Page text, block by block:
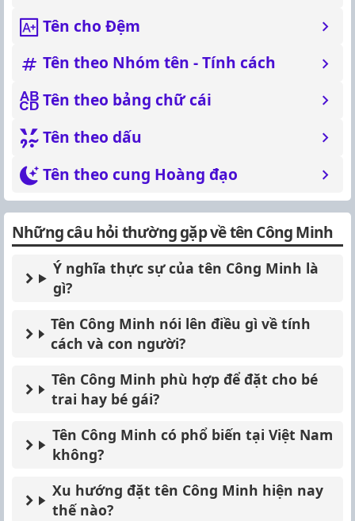
Tên cho Đệm
Tên theo Nhóm tên - Tính cách
Tên theo bảng chữ cái
Tên theo dấu
Tên theo cung Hoàng đạo
Những câu hỏi thường gặp về tên Công Minh
Ý nghĩa thực sự của tên Công Minh là
gì?
Tên Công Minh nói lên điều gì về tính
cách và con người?
Tên Công Minh phù hợp để đặt cho bé
trai hay bé gái?
Tên Công Minh có phổ biến tại Việt Nam
không?
Xu hướng đặt tên Công Minh hiện nay
thế nào?